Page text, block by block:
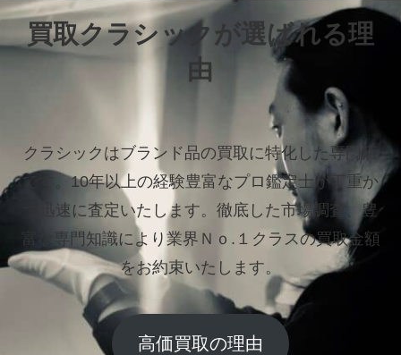
買取クラシックが選ばれる理
由
クラシックはブランド品の買取に特化した専門店
です。10年以上の経験豊富なプロ鑑定士が丁重か
つ迅速に査定いたします。 徹底した市場調査、豊
富な専門知識により業界Ｎｏ.１クラスの買取金額
をお約束いたします。
高価買取の理由